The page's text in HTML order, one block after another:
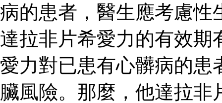
病的患者，醫生應考慮性
達拉非片希愛力的有效期
愛力對已患有心髒病的患
臟風險。那麼，他達拉